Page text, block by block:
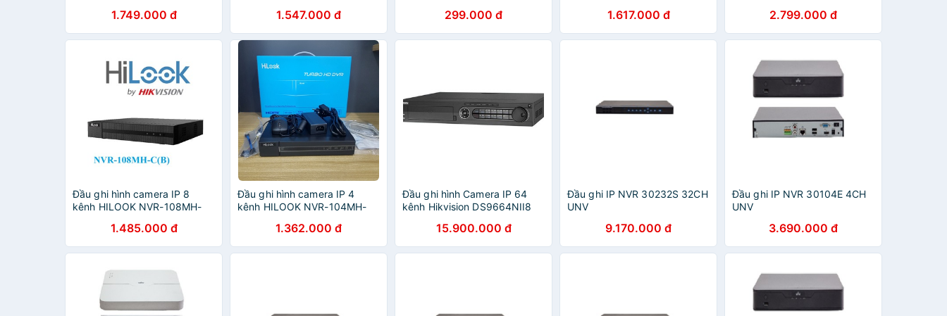
1.749.000 đ 1.547.000 đ
08XT H265 8 kênh
299.000 đ 1.617.000 đ 2.799.000 đ
Đầu ghi hình camera IP 8
kênh HILOOK NVR-108MH-
1.485.000 đ
Đầu ghi hình camera IP 4
kênh HILOOK NVR-104MH-
1.362.000 đ
Đầu ghi hình Camera IP 64
kênh Hikvision DS9664NII8
15.900.000 đ
Đầu ghi IP NVR 30232S 32CH
UNV
9.170.000 đ
Đầu ghi IP NVR 30104E 4CH
UNV
3.690.000 đ